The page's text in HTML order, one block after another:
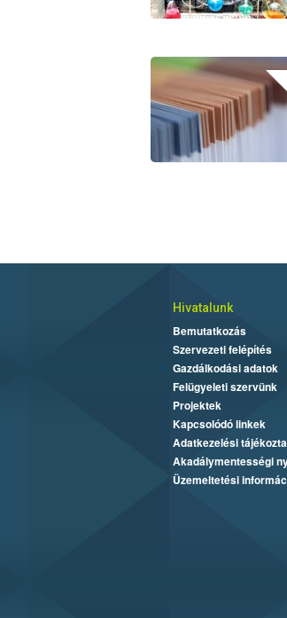
Hivatalunk
Bemutatkozás
Szervezeti felépítés
Gazdálkodási adatok
Felügyeleti szervünk
Projektek
Kapcsolódó linkek
Adatkezelési
Akadálymentességi
Üzemeltetési